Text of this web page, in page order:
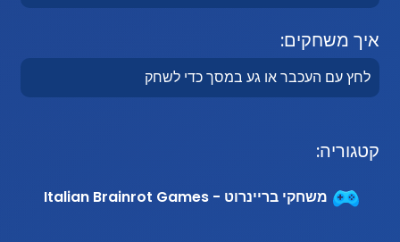
איך משחקים:
לחץ עם העכבר או גע במסך כדי לשחק
קטגוריה:
משחקי בריינרוט - Italian Brainrot Games